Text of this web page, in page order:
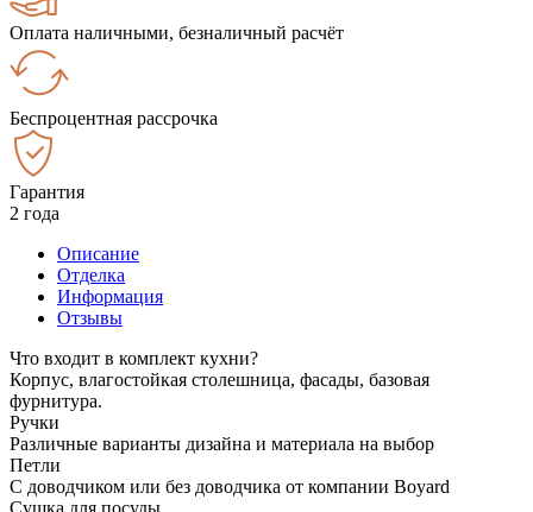
Оплата наличными, безналичный расчёт
Беспроцентная рассрочка
Гарантия
2 года
Описание
Отделка
Информация
Отзывы
Что входит в комплект кухни?
Корпус, влагостойкая столешница, фасады, базовая
фурнитура.
Ручки
Различные варианты дизайна и материала на выбор
Петли
С доводчиком или без доводчика от компании Boyard
Сушка для посуды